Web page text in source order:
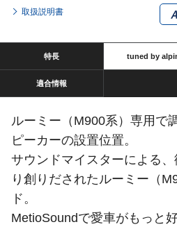
取扱説明書
特長 tuned by
適合情報
ルーミー（M900系）専用で
ピーカーの設置位置。
サウンドマイスターによる
り創りだされたルーミー（
ド。
MetioSoundで愛車がもっと